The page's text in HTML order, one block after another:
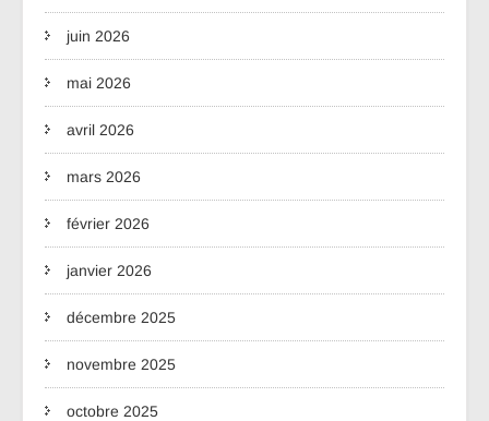
juin 2026
mai 2026
avril 2026
mars 2026
février 2026
janvier 2026
décembre 2025
novembre 2025
octobre 2025